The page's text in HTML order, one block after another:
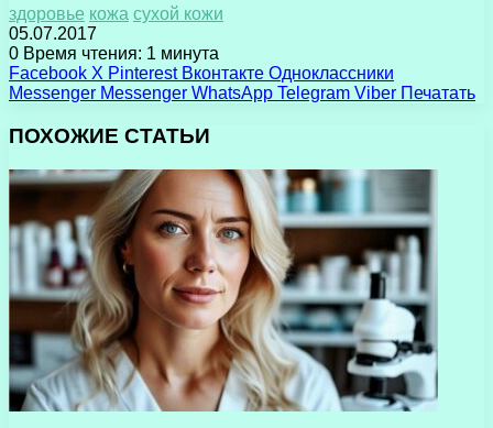
здоровье кожа сухой кожи
05.07.2017
0 Время чтения: 1 минута
Facebook X Pinterest Вконтакте Одноклассники
Messenger Messenger WhatsApp Telegram Viber Печатать
ПОХОЖИЕ СТАТЬИ